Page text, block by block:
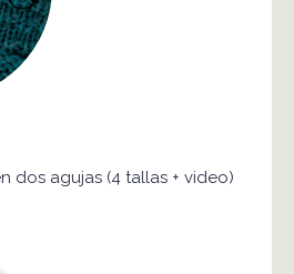
dos agujas (4 tallas + video)